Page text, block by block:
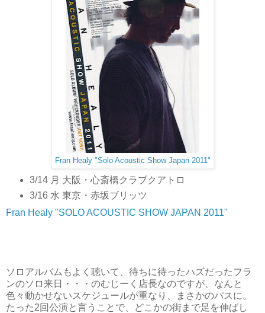
Fran Healy "Solo Acoustic Show Japan 2011"
3/14 月 大阪・心斎橋クラブクアトロ
3/16 水 東京・赤坂ブリッツ
Fran Healy "SOLO ACOUSTIC SHOW JAPAN 2011"
ソロアルバムもよく聴いて、待ちに待ったハズだったフラ
ンのソロ来日・・・のむじーく店長なのですが、なんと
色々動かせないスケジュールが重なり、まさかのパスに。
たった2回公演と言うことで、どこかの街まで足を伸ばし